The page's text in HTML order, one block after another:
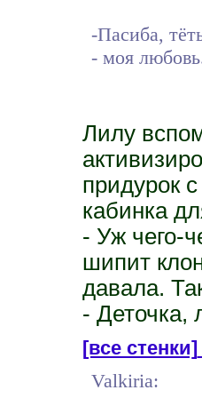
-Пасиба,
- моя
Лилу
придурок
кабинка
- Уж чего-
шипит
давала.
- Деточка,
[все стенки]
Valkiria: